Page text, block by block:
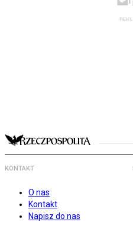
KONTAKT
O nas
Kontakt
Napisz do nas